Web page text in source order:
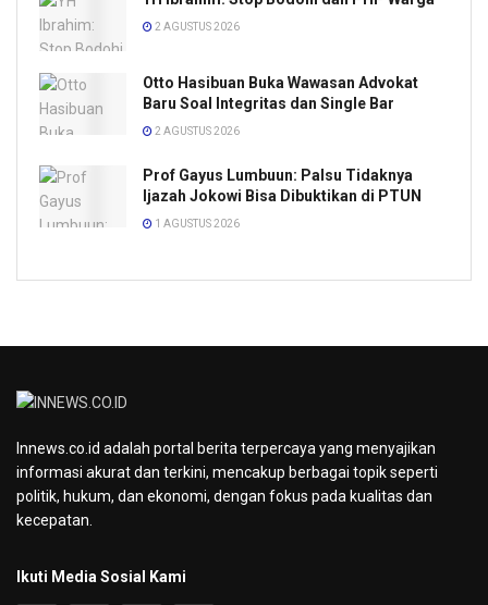
2 AGUSTUS 2026
Otto Hasibuan Buka Wawasan Advokat
Baru Soal Integritas dan Single Bar
2 AGUSTUS 2026
Prof Gayus Lumbuun: Palsu Tidaknya
Ijazah Jokowi Bisa Dibuktikan di PTUN
1 AGUSTUS 2026
Innews.co.id adalah portal berita terpercaya yang menyajikan
informasi akurat dan terkini, mencakup berbagai topik seperti
politik, hukum, dan ekonomi, dengan fokus pada kualitas dan
kecepatan.
Ikuti Media Sosial Kami